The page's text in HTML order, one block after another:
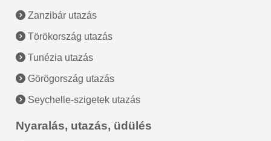
Zanzibár utazás
Törökország utazás
Tunézia utazás
Görögország utazás
Seychelle-szigetek utazás
Nyaralás, utazás, üdülés